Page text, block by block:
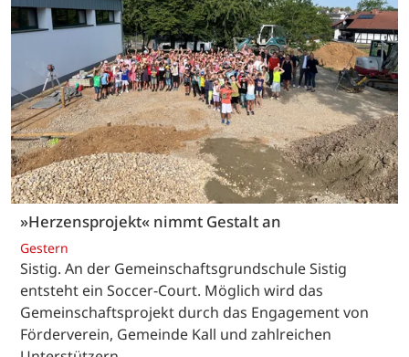
»Herzensprojekt« nimmt Gestalt an
Gestern
Sistig. An der Gemeinschaftsgrundschule Sistig
entsteht ein Soccer-Court. Möglich wird das
Gemeinschaftsprojekt durch das Engagement von
Förderverein, Gemeinde Kall und zahlreichen